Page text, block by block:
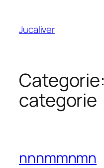
conținut
Jucaliver
Categorie:
categorie
nnnmmnmn